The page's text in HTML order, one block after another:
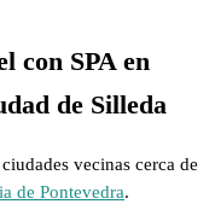
con SPA en
de Silleda
vecinas cerca de
de Pontevedra.